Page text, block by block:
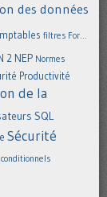
des données
filtres For...
2 NEP Normes
Productivité
de la
SQL
Sécurité